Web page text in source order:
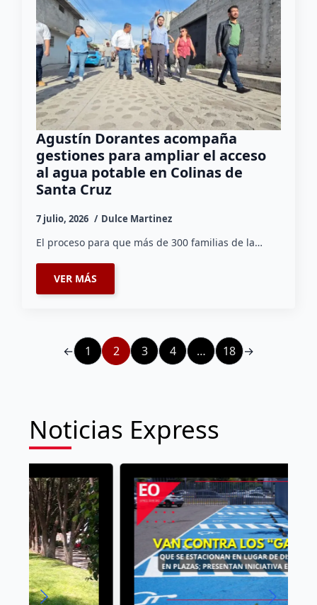
Agustín Dorantes acompaña
gestiones para ampliar el acceso
al agua potable en Colinas de
Santa Cruz
7 julio, 2026 Dulce Martinez
El proceso para que más de 300 familias de la…
VER MÁS
← 1 2 3 4 … 18 →
Noticias Express